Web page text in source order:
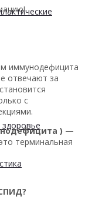
иммунодефицита
отвечают за
с
) —
терминальная